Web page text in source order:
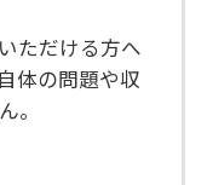
ただける方へ
体の問題や収
。